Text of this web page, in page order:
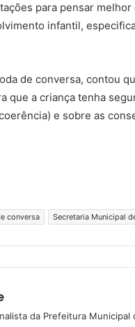
para pensar
infantil,
de conversa, contou
que a criança tenha
e sobre as
conversa Secretaria Municipal
da Prefeitura